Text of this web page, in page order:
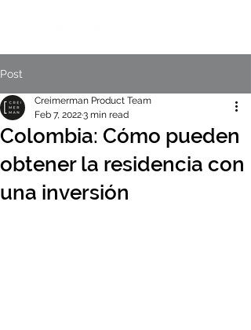
Post
Colombia: Cómo pueden
obtener la residencia con
una inversión
Creimerman Product Team
Feb 7, 20223 min read